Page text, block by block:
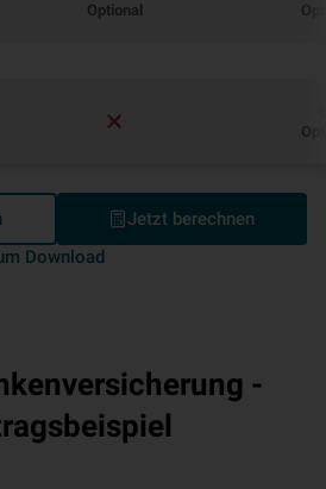
Optional
Download
Jetzt berechnen
-